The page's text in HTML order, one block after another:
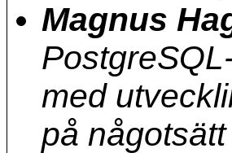
Magnus
med
på